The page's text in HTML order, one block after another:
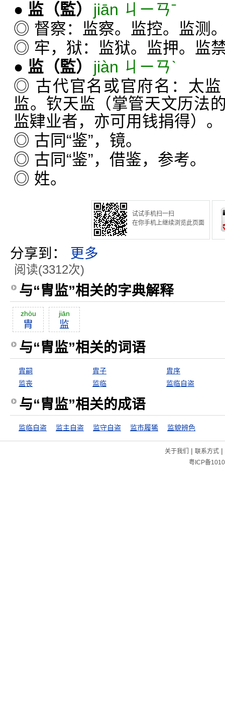
● 监 （監）
jiān ㄐㄧㄢˉ
◎ 督察：监察。监控。监测
◎ 牢，狱：监狱。监押。监
● 监 （監）
jiàn ㄐㄧㄢˋ
◎ 古代官名或官府名：太
监。钦天监（掌管天文历法
监肄业者，亦可用钱捐得）。
◎ 古同“鉴”，镜。
◎ 古同“鉴”，借鉴，参考。
◎ 姓。
试试手机扫一扫
在你手机上继续浏览此页面
分享到： 更多
阅读(3312次)
与“胄监”相关的字典解释
zhòu
胄
jiān
监
与“胄监”相关的词语
胄嗣 胄子
胄序
监丧
监临 监临自盗
与“胄监”相关的成语
监临自盗 监主自盗 监守自盗 监市履狶 监貌辨色
关于我们 | 联系方式|
粤ICP备